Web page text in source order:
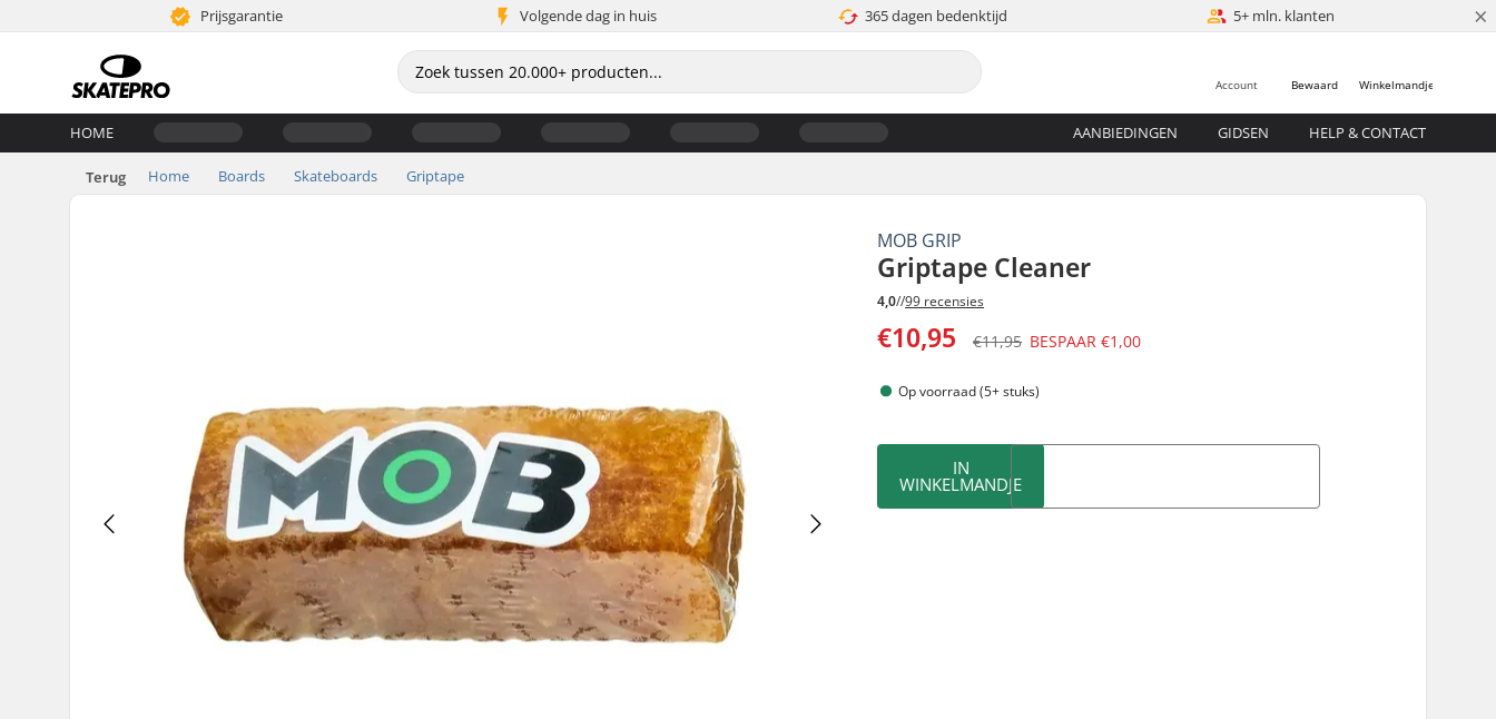
Prijsgarantie Volgende dag in huis 365 dagen bedenktijd 5+ mln. klanten ×
Winkelmandje
Bewaard
Account
HOME AANBIEDINGEN GIDSEN HELP & CONTACT
Terug Home Boards Skateboards Griptape
MOB GRIP
Griptape Cleaner
4,0//99 recensies
€10,95 €11,95 BESPAAR€1,00
Op voorraad (5+ stuks)
IN
WINKELMANDJE